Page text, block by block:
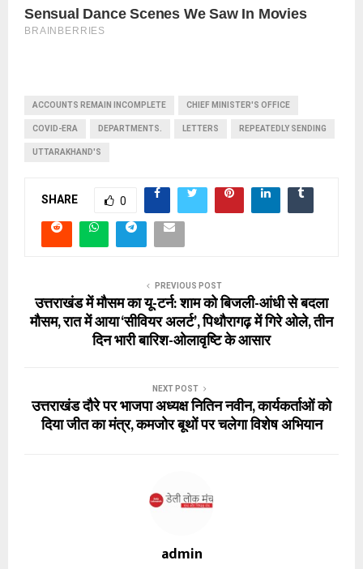
ACCOUNTS REMAIN INCOMPLETE CHIEF MINISTER'S OFFICE
COVID-ERA DEPARTMENTS. LETTERS REPEATEDLY SENDING
UTTARAKHAND'S
SHARE 0
PREVIOUS POST
उत्तराखंड में मौसम का यू-टर्न: शाम को बिजली-आंधी से बदला
मौसम, रात में आया ‘सीवियर अलर्ट’, पिथौरागढ़ में गिरे ओले, तीन
दिन भारी बारिश-ओलावृष्टि के आसार
NEXT POST
उत्तराखंड दौरे पर भाजपा अध्यक्ष नितिन नवीन, कार्यकर्ताओं को
दिया जीत का मंत्र, कमजोर बूथों पर चलेगा विशेष अभियान
admin